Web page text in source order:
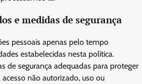
e medidas de segurança
pessoais apenas pelo tempo
estabelecidas nesta política.
de segurança adequadas para proteger
não autorizado, uso ou